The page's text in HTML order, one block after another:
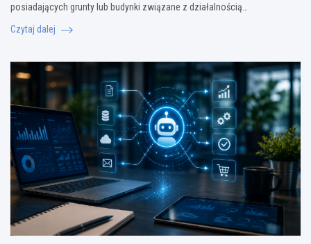
posiadających grunty lub budynki związane z działalnością…
Czytaj dalej